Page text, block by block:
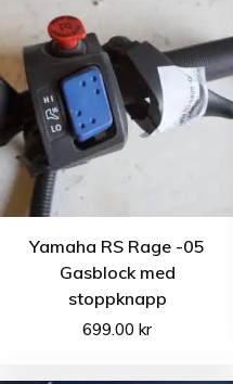
Yamaha RS Rage -05
Gasblock med
stoppknapp
699.00kr